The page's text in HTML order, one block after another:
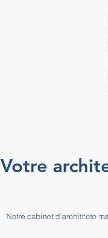
Votre
Notre cabinet d'architecte